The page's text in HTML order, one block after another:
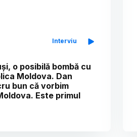
Interviu
o posibilă bombă cu
Moldova. Dan
bun că vorbim
Este primul